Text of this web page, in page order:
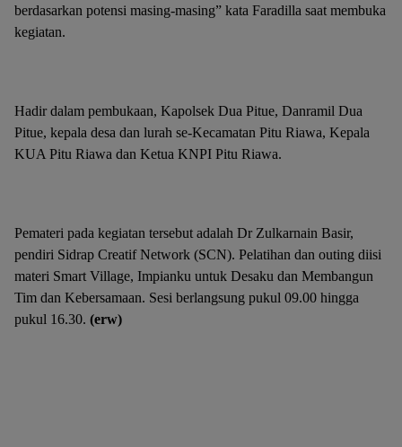
berdasarkan potensi masing-masing” kata Faradilla saat membuka
kegiatan.
Hadir dalam pembukaan, Kapolsek Dua Pitue, Danramil Dua
Pitue, kepala desa dan lurah se-Kecamatan Pitu Riawa, Kepala
KUA Pitu Riawa dan Ketua KNPI Pitu Riawa.
Pemateri pada kegiatan tersebut adalah Dr Zulkarnain Basir,
pendiri Sidrap Creatif Network (SCN). Pelatihan dan outing diisi
materi Smart Village, Impianku untuk Desaku dan Membangun
Tim dan Kebersamaan. Sesi berlangsung pukul 09.00 hingga
pukul 16.30. (erw)